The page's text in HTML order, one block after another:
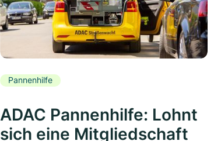
Pannenhilfe
ADAC Pannenhilfe: Lohnt
sich eine Mitgliedschaft